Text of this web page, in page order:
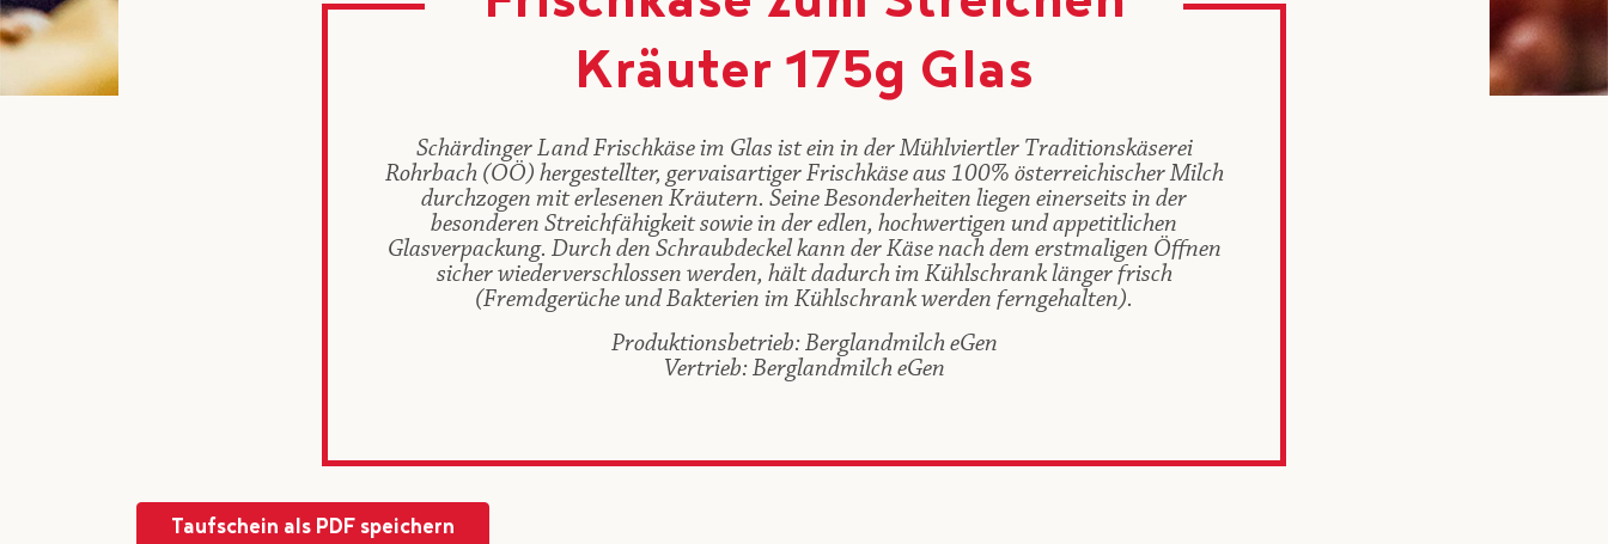
Kräuter 175g Glas
Schärdinger Land Frischkäse im Glas ist ein in der Mühlviertler Traditionskäserei
Rohrbach (OÖ) hergestellter, gervaisartiger Frischkäse aus 100% österreichischer Milch
durchzogen mit erlesenen Kräutern. Seine Besonderheiten liegen einerseits in der
besonderen Streichfähigkeit sowie in der edlen, hochwertigen und appetitlichen
Glasverpackung. Durch den Schraubdeckel kann der Käse nach dem erstmaligen Öffnen
sicher wiederverschlossen werden, hält dadurch im Kühlschrank länger frisch
(Fremdgerüche und Bakterien im Kühlschrank werden ferngehalten).
Produktionsbetrieb: Berglandmilch eGen
Vertrieb: Berglandmilch eGen
Taufschein als PDF speichern